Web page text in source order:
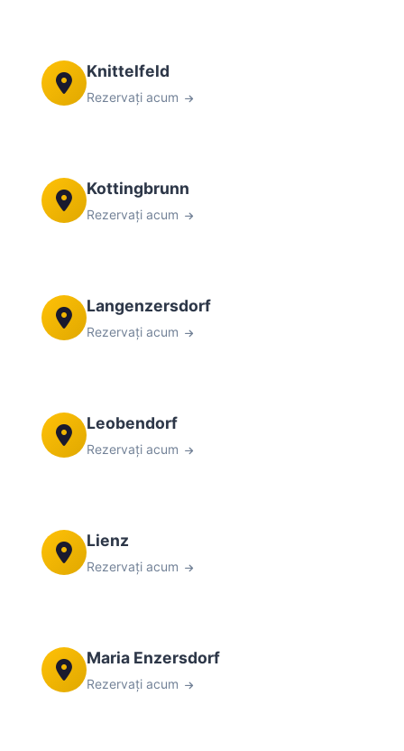
Knittelfeld
Rezervați acum
Kottingbrunn
Rezervați acum
Langenzersdorf
Rezervați acum
Leobendorf
Rezervați acum
Lienz
Rezervați acum
Maria Enzersdorf
Rezervați acum